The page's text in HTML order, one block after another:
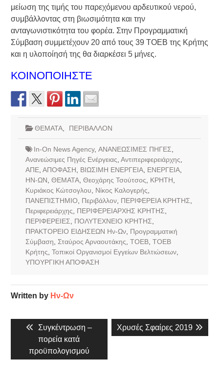
μείωση της τιμής του παρεχόμενου αρδευτικού νερού,
συμβάλλοντας στη βιωσιμότητα και την
ανταγωνιστικότητα του φορέα. Στην Προγραμματική
Σύμβαση συμμετέχουν 20 από τους 39 ΤΟΕΒ της Κρήτης
και η υλοποίησή της θα διαρκέσει 5 μήνες.
ΚΟΙΝΟΠΟΙΗΣΤΕ
ΘΕΜΑΤΑ, ΠΕΡΙΒΑΛΛΟΝ
In-On News Agency, ΑΝΑΝΕΩΣΙΜΕΣ ΠΗΓΕΣ
Ανανεώσιμες Πηγές Ενέργειας Αντιπεριφερειάρχης
ΑΠΕ, ΑΠΟΦΑΣΗ ΒΙΩΣΙΜΗ ΕΝΕΡΓΕΙΑ, ΕΝΕΡΓΕΙΑ,
ΗΝ-ΩΝ ΘΕΜΑΤΑ, Θεοχάρης Τσούτσος ΚΡΗΤΗ
Κυριάκος Κώτσογλου
Νίκος Καλογερής
ΠΑΝΕΠΙΣΤΗΜΙΟ
Περιβάλλον, ΠΕΡΙΦΕΡΕΙΑ ΚΡΗΤΗΣ
Περιφερειάρχης
ΠΕΡΙΦΕΡΕΙΑΡΧΗΣ ΚΡΗΤΗΣ
ΠΕΡΙΦΕΡΕΙΕΣ
ΠΟΛΥΤΕΧΝΕΙΟ ΚΡΗΤΗΣ
ΠΡΑΚΤΟΡΕΙΟ ΕΙΔΗΣΕΩΝ Ην-Ων, Προγραμματική
Σύμβαση
Σταύρος Αρναουτάκης ΤΟΕΒ, ΤΟΕΒ
Κρήτης Τοπικοί Οργανισμοί Εγγείων Βελτιώσεων,
ΥΠΟΥΡΓΙΚΗ ΑΠΟΦΑΣΗ
Written by Ην-Ων
άρθρωνPrevious
post:
Συγκέντρωση –
πορεία κατά
προϋπολογισμού
Next
post:
Χρυσές Σφαίρες 2019